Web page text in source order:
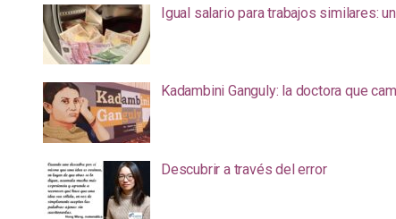
Igual salario para trabajos similares:
Kadambini Ganguly: la doctora que
Descubrir a través del error